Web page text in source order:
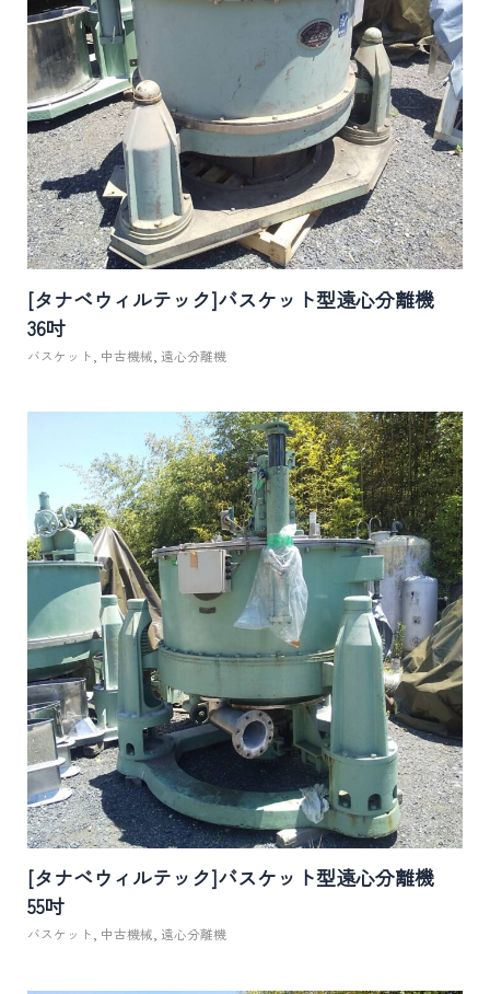
[タナベウィルテック]バスケット型遠心分離機
36吋
バスケット 中古機械 遠心分離機
[タナベウィルテック]バスケット型遠心分離機
55吋
バスケット, 中古機械, 遠心分離機